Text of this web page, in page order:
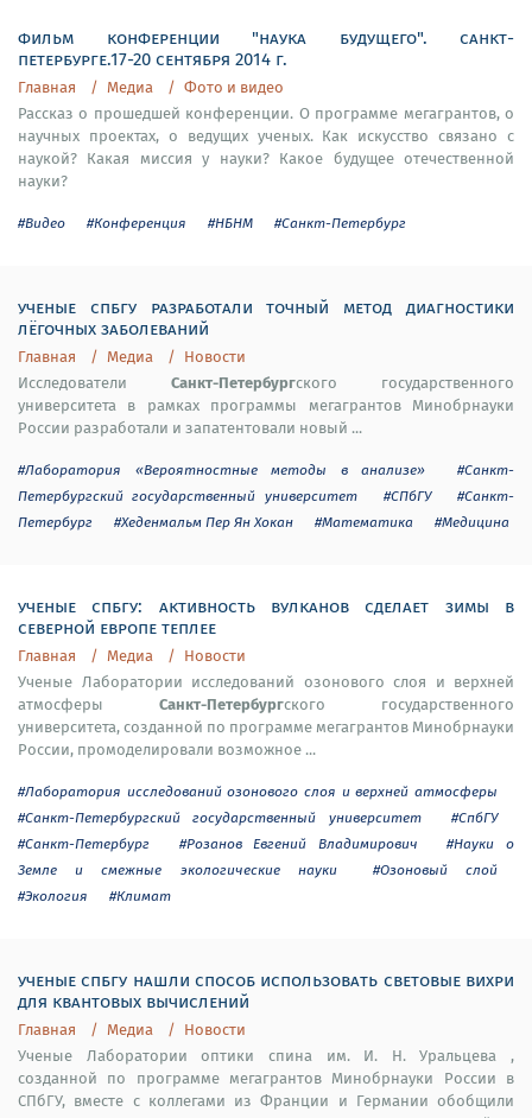
фильм конференции "наука будущего". санкт-
петербурге.17-20 сентября 2014 г.
Главная Медиа
Фото и видео
Рассказ о прошедшей конференции. О программе мегагрантов, о
научных проектах, о ведущих ученых. Как искусство связано с
наукой? Какая миссия у науки? Какое будущее отечественной
науки?
#Видео #Конференция #НБНМ #Санкт-Петербург
ученые спбгу разработали точный метод диагностики
лёгочных заболеваний
Главная Медиа
Новости
Исследователи Санкт-Петербургского государственного
университета в рамках программы мегагрантов Минобрнауки
России разработали и запатентовали новый ...
#Лаборатория «Вероятностные методы в анализе»
#Санкт-
Петербургский государственный университет
#СПбГУ
#Санкт-
Петербург
#Хеденмальм Пер Ян Хокан #Математика #Медицина
ученые спбгу: активность вулканов сделает зимы в
северной европе теплее
Главная Медиа
Новости
Ученые Лаборатории исследований озонового слоя и верхней
атмосферы Санкт-Петербургского государственного
университета, созданной по программе мегагрантов Минобрнауки
России, промоделировали возможное ...
#Лаборатория исследований озонового слоя и верхней атмосферы
#Санкт-Петербургский государственный университет
#СпбГУ
#Санкт-Петербург
#Розанов Евгений Владимирович
#Науки о
Земле и смежные экологические науки
#Озоновый слой
#Экология
#Климат
ученые спбгу нашли способ использовать световые вихри
для квантовых вычислений
Главная Медиа
Новости
Ученые Лаборатории оптики спина им. И. Н. Уральцева ,
созданной по программе мегагрантов Минобрнауки России в
СПбГУ, вместе с коллегами из Франции и Германии обобщили